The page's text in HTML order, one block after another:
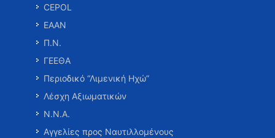
CEPOL
ΕΑΑΝ
Π.Ν.
ΓΕΕΘΑ
Περιοδικό “Λιμενική Ηχώ”
Λέσχη Αξιωματικών
Ν.Ν.Α.
Αγγελίες προς Ναυτιλλομένους